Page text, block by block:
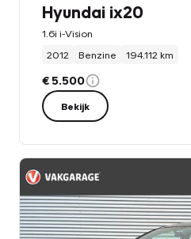
Hyundai ix20
1.6i i-Vision
2012
Benzine 194.112 km
€ 5.500
Bekijk